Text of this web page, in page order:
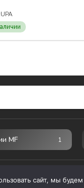
UPA
MF 1
сайт, мы будем